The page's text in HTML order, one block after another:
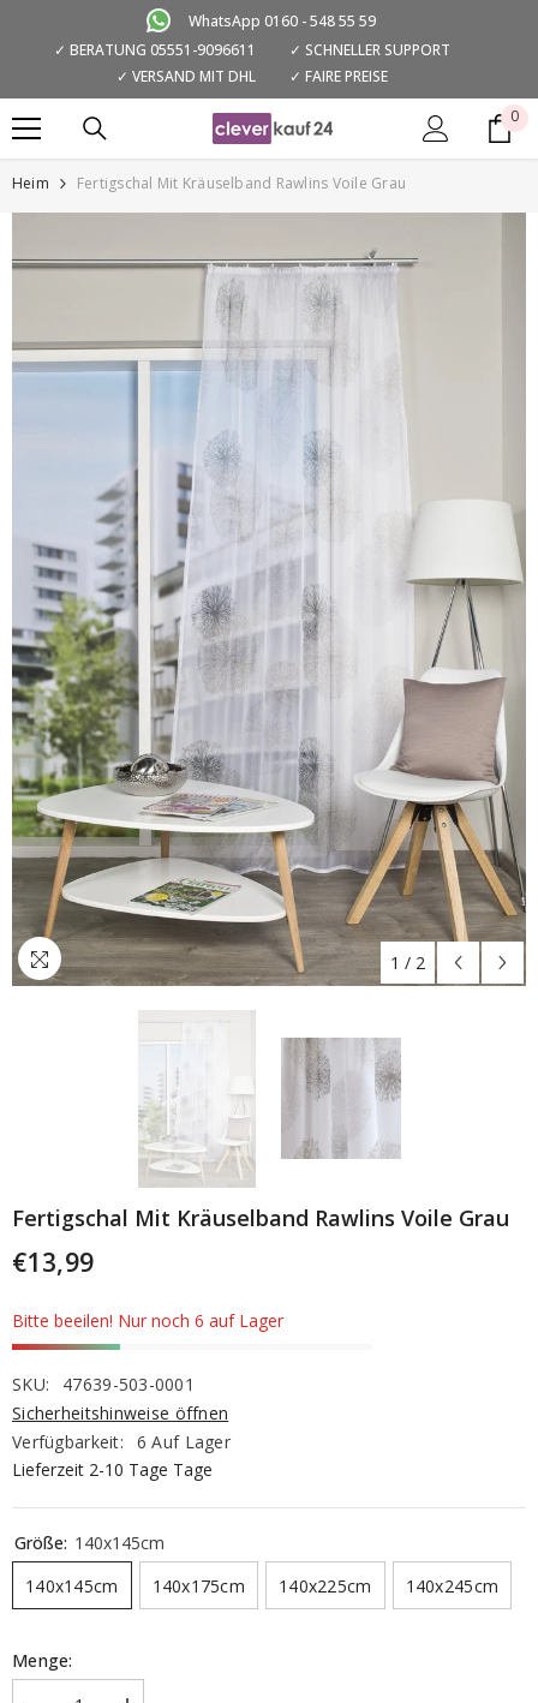
WhatsApp 0160 - 548 55 59
✓ BERATUNG 05551-9096611
✓ SCHNELLER SUPPORT
✓ VERSAND MIT DHL
✓ FAIRE PREISE
00
Heim
Fertigschal Mit Kräuselband Rawlins Voile Grau
1 / 2
Fertigschal Mit Kräuselband Rawlins Voile Grau
€13,99
Bitte beeilen! Nur noch 6 auf Lager
SKU:
47639-503-0001
Sicherheitshinweise öffnen
Verfügbarkeit:
6 Auf Lager
Lieferzeit 2-10 Tage Tage
Größe: 140x145cm
140x145cm
140x175cm 140x225cm 140x245cm
Menge: